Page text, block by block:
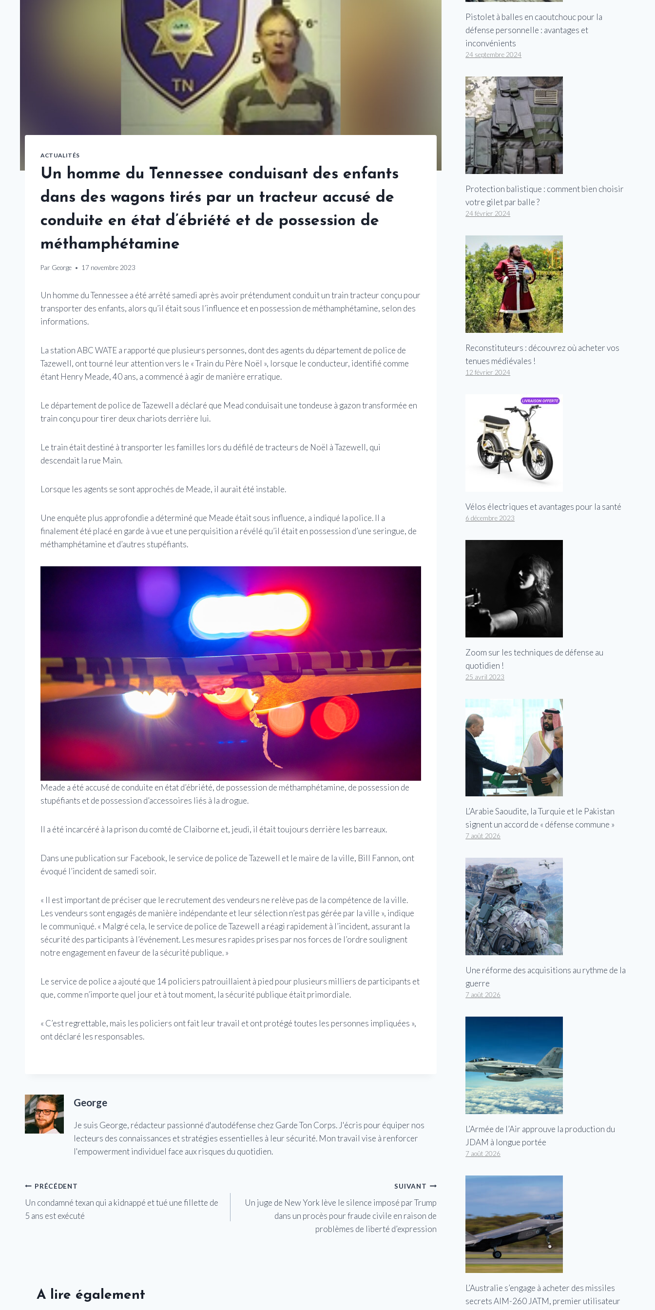
ACTUALITÉS
Un homme du Tennessee conduisant des enfants
dans des wagons tirés par un tracteur accusé de
conduite en état d’ébriété et de possession de
méthamphétamine
Par George 17 novembre 2023
Un homme du Tennessee a été arrêté samedi après avoir prétendument conduit un train tracteur conçu pour
transporter des enfants, alors qu’il était sous l’influence et en possession de méthamphétamine, selon des
informations.
La station ABC WATE a rapporté que plusieurs personnes, dont des agents du département de police de
Tazewell, ont tourné leur attention vers le « Train du Père Noël », lorsque le conducteur, identifié comme
étant Henry Meade, 40 ans, a commencé à agir de manière erratique.
Le département de police de Tazewell a déclaré que Mead conduisait une tondeuse à gazon transformée en
train conçu pour tirer deux chariots derrière lui.
Le train était destiné à transporter les familles lors du défilé de tracteurs de Noël à Tazewell, qui
descendait la rue Main.
Lorsque les agents se sont approchés de Meade, il aurait été instable.
Une enquête plus approfondie a déterminé que Meade était sous influence, a indiqué la police. Il a
finalement été placé en garde à vue et une perquisition a révélé qu’il était en possession d’une seringue, de
méthamphétamine et d’autres stupéfiants.
Meade a été accusé de conduite en état d’ébriété, de possession de méthamphétamine, de possession de
stupéfiants et de possession d’accessoires liés à la drogue.
Il a été incarcéré à la prison du comté de Claiborne et, jeudi, il était toujours derrière les barreaux.
Dans une publication sur Facebook, le service de police de Tazewell et le maire de la ville, Bill Fannon, ont
évoqué l’incident de samedi soir.
« Il est important de préciser que le recrutement des vendeurs ne relève pas de la compétence de la ville.
Les vendeurs sont engagés de manière indépendante et leur sélection n’est pas gérée par la ville », indique
le communiqué. « Malgré cela, le service de police de Tazewell a réagi rapidement à l’incident, assurant la
sécurité des participants à l’événement. Les mesures rapides prises par nos forces de l’ordre soulignent
notre engagement en faveur de la sécurité publique. »
Le service de police a ajouté que 14 policiers patrouillaient à pied pour plusieurs milliers de participants et
que, comme n’importe quel jour et à tout moment, la sécurité publique était primordiale.
« C’est regrettable, mais les policiers ont fait leur travail et ont protégé toutes les personnes impliquées »,
ont déclaré les responsables.
George
Je suis George, rédacteur passionné d'autodéfense chez Garde Ton Corps. J'écris pour équiper nos
lecteurs des connaissances et stratégies essentielles à leur sécurité. Mon travail vise à renforcer
l'empowerment individuel face aux risques du quotidien.
Navigation
de
PRÉCÉDENT
Un condamné texan qui a kidnappé et tué une fillette de
5 ans est exécuté
SUIVANT
Un juge de New York lève le silence imposé par Trump
dans un procès pour fraude civile en raison de
problèmes de liberté d’expression
A lire également
Pistolet à balles en caoutchouc pour la
défense personnelle : avantages et
inconvénients
24 septembre 2024
Protection balistique : comment bien choisir
votre gilet par balle ?
24 février 2024
Reconstituteurs : découvrez où acheter vos
tenues médiévales !
12 février 2024
Vélos électriques et avantages pour la santé
6 décembre 2023
Zoom sur les techniques de défense au
quotidien !
25 avril 2023
L’Arabie Saoudite, la Turquie et le Pakistan
signent un accord de « défense commune »
7 août 2026
Une réforme des acquisitions au rythme de la
guerre
7 août 2026
L’Armée de l’Air approuve la production du
JDAM à longue portée
7 août 2026
L’Australie s’engage à acheter des missiles
secrets AIM-260 JATM, premier utilisateur